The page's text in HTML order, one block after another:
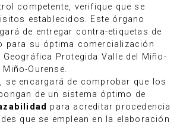
competente, verifique que se
establecidos. Este órgano
de entregar contra-etiquetas de
para su óptima comercialización
Protegida Valle del Miño-
Ourense.
se encargará de comprobar que los
de un sistema óptimo de
para acreditar procedencia
que se emplean en la elaboración